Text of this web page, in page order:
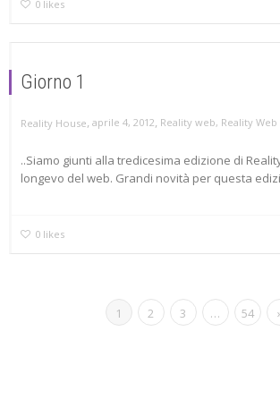
0 likes
Giorno 1
Reality House, aprile 4, 2012, Reality web, Reality Web
..Siamo giunti alla tredicesima edizione di
longevo del web. Grandi novità per questa
0 likes
1 2 3 … 54